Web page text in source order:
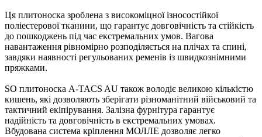
Ця плитоноска зроблена з високоміцної ізносостійкої
поліестерової тканини, що гарантує довговічність та стійкість
до пошкоджень під час екстремальних умов. Вагова
навантаження рівномірно розподіляється на плічах та спині,
завдяки наявності регульованих ременів із швидкознімними
пряжками.
SO плитоноска A-TACS AU також володіє великою кількістю
кишень, які дозволяють зберігати різноманітний військовий та
тактичний екіпірування. Залізна фурнітура гарантує
надійність та довговічність в екстремальних умовах.
Вбудована система кріплення МОЛЛЕ дозволяє легко